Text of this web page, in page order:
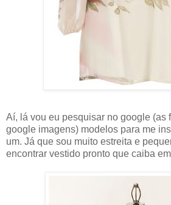
Aí, lá vou eu pesquisar no google (as
google imagens) modelos para me
um. Já que sou muito estreita e
encontrar vestido pronto que caiba